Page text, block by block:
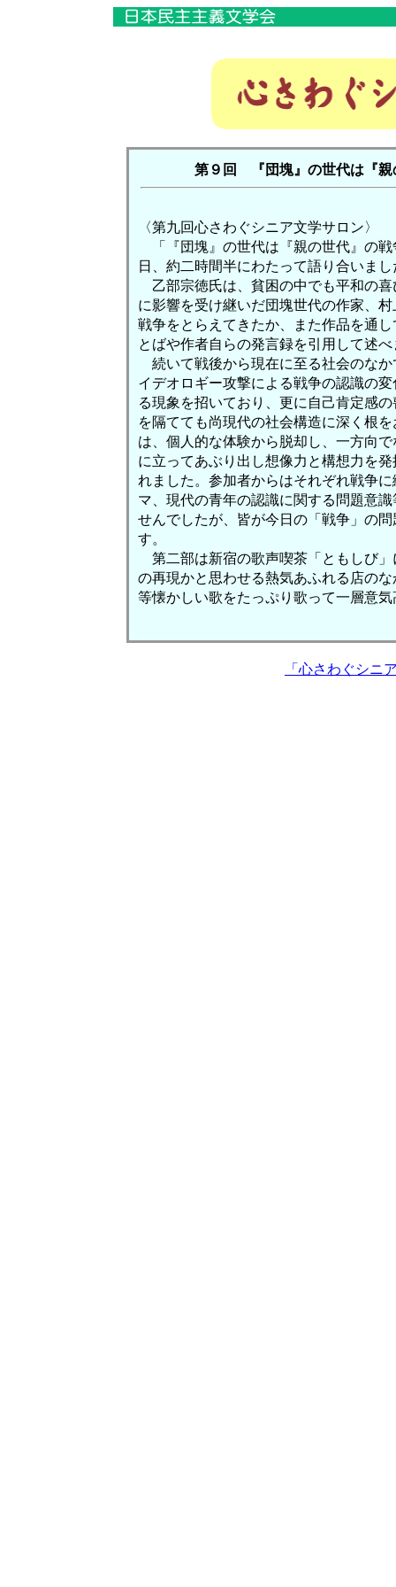
第９回 『団塊』の世代は『親
〈第九回心さわぐシニア文学サロン〉
「『団塊』の世代は『親の世代』の
日、約二時間半にわたって語り合いま
乙部宗徳氏は、貧困の中でも平和の
に影響を受け継いだ団塊世代の作家、
戦争をとらえてきたか、また作品を通
とばや作者自らの発言録を引用して述べ
続いて戦後から現在に至る社会のな
イデオロギー攻撃による戦争の認識の
る現象を招いており、更に自己肯定感
を隔てても尚現代の社会構造に深く根
は、個人的な体験から脱却し、一方向
に立ってあぶり出し想像力と構想力を
れました。参加者からはそれぞれ戦争
マ、現代の青年の認識に関する問題意
せんでしたが、皆が今日の「戦争」の
す。
第二部は新宿の歌声喫茶「ともしび
の再現かと思わせる熱気あふれる店の
等懐かしい歌をたっぷり歌って一層意
「心さわぐシニ